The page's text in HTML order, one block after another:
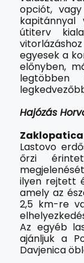
opciót,
útiterv
egyesek a
előnyben,
Hajózás
Zaklopatica
Lastovo
őrzi
ilyen rejtett
amely az
2,5 km-re
Az egyéb
ajánljuk a
Davjenica